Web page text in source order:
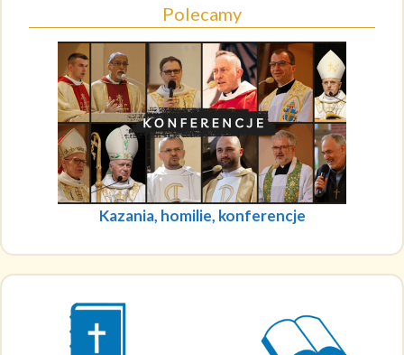
Polecamy
Kazania, homilie, konferencje